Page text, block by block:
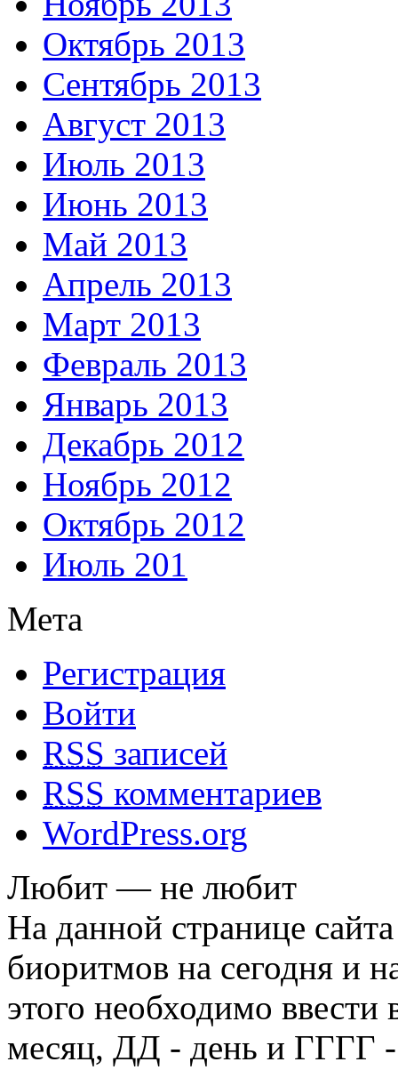
Октябрь 2013
Сентябрь 2013
Август 2013
Июль 2013
Июнь 2013
Май 2013
Апрель 2013
Март 2013
Февраль 2013
Январь 2013
Декабрь 2012
Ноябрь 2012
Октябрь 2012
Июль 201
Мета
Регистрация
Войти
RSS записей
RSS комментариев
WordPress.org
Любит — не любит
На данной странице
биоритмов на сегодня и
этого необходимо
месяц, ДД - день и ГГГГ -